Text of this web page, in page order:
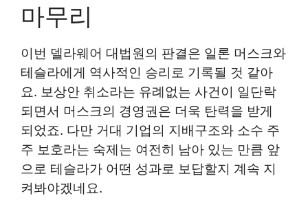
마무리
이번 델라웨어 대법원의 판결은 일론 머스크와
테슬라에게 역사적인 승리로 기록될 것 같아
요. 보상안 취소라는 유례없는 사건이 일단락
되면서 머스크의 경영권은 더욱 탄력을 받게
되었죠. 다만 거대 기업의 지배구조와 소수 주
주 보호라는 숙제는 여전히 남아 있는 만큼 앞
으로 테슬라가 어떤 성과로 보답할지 계속 지
켜봐야겠네요.